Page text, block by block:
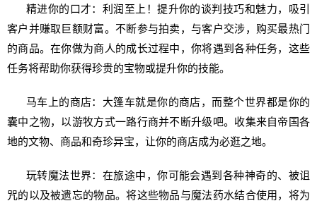
精进你的口才：利润至上！提升你的谈判技巧和魅力，吸引
客户并赚取巨额财富。不断参与拍卖，与客户交涉，购买最热门
的商品。在你做为商人的成长过程中，你将遇到各种任务，这些
任务将帮助你获得珍贵的宝物或提升你的技能。
马车上的商店：大篷车就是你的商店，而整个世界都是你的
囊中之物，以游牧方式一路行商并不断升级吧。收集来自帝国各
地的文物、商品和奇珍异宝，让你的商店成为必逛之地。
玩转魔法世界：在旅途中，你可能会遇到各种神奇的、被诅
咒的以及被遗忘的物品。将这些物品与魔法药水结合使用，将为